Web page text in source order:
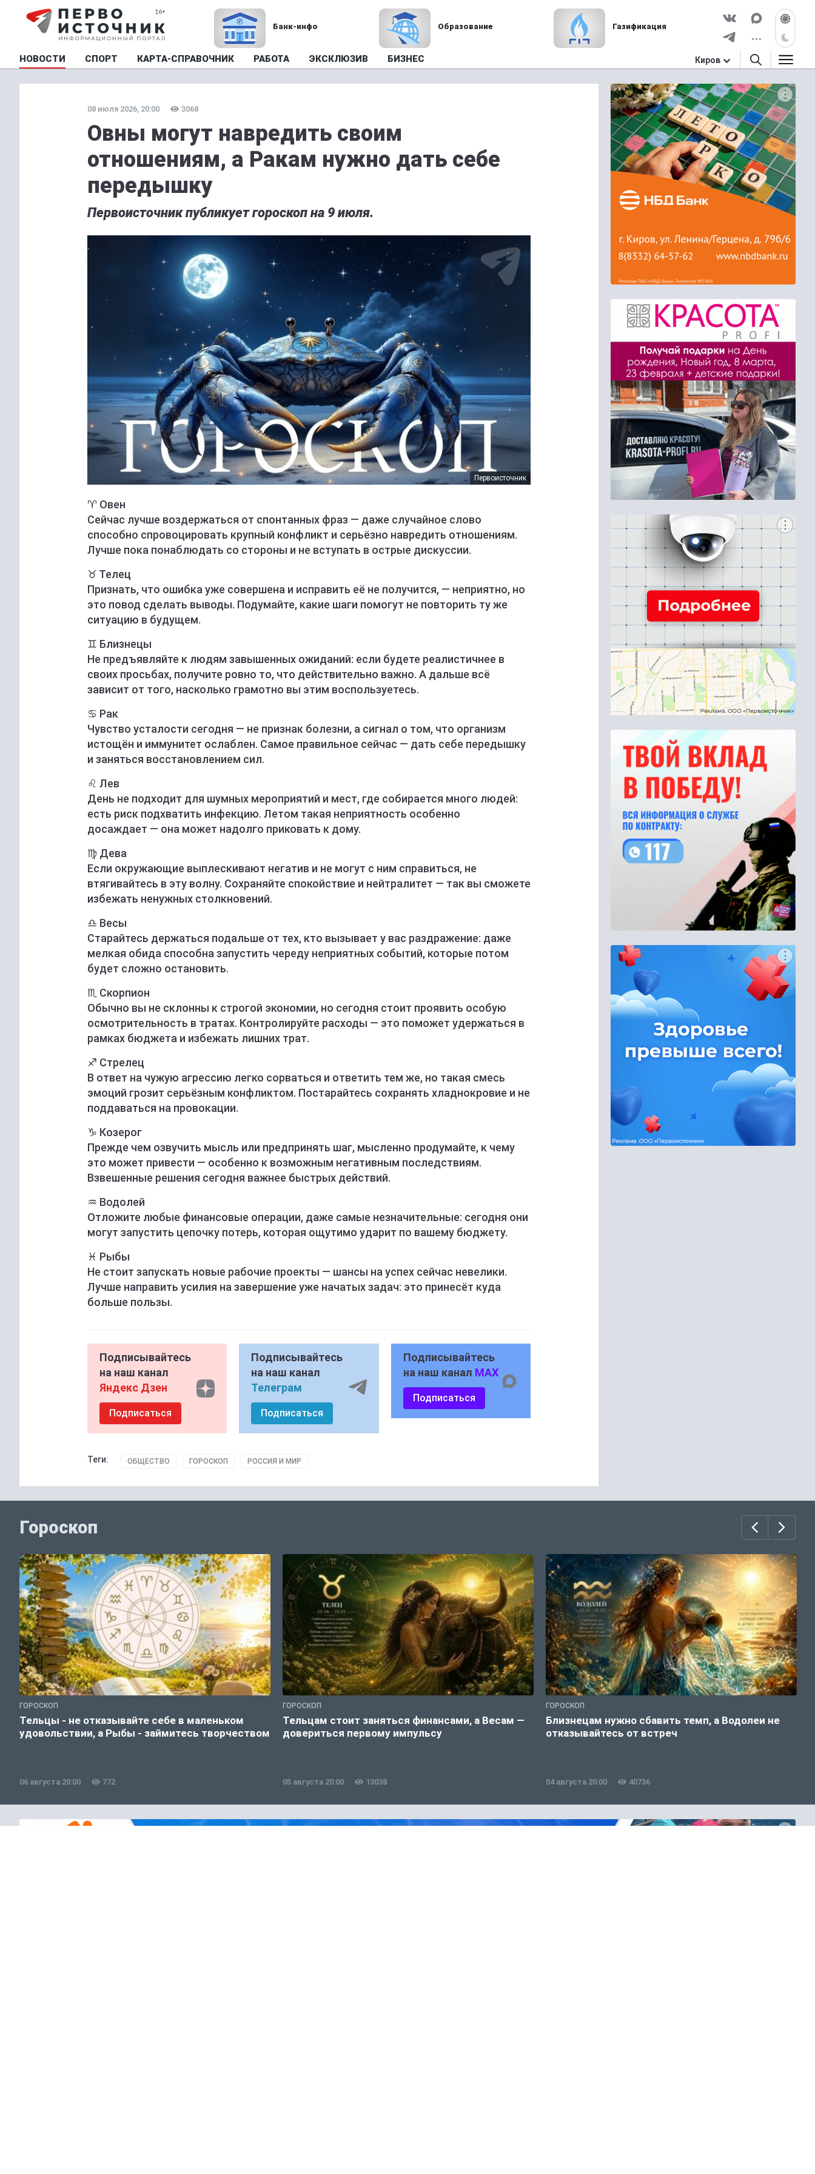
Банк-инфо Образование Газификация
НОВОСТИ СПОРТ КАРТА-СПРАВОЧНИК РАБОТА ЭКСКЛЮЗИВ БИЗНЕС Киров
08 июля 2026, 20:00 3068
Овны могут навредить своим
отношениям, а Ракам нужно дать себе
передышку
Первоисточник публикует гороскоп на 9 июля.
Первоисточник
♈️ Овен
Сейчас лучше воздержаться от спонтанных фраз — даже случайное слово
способно спровоцировать крупный конфликт и серьёзно навредить отношениям.
Лучше пока понаблюдать со стороны и не вступать в острые дискуссии.
♉️ Телец
Признать, что ошибка уже совершена и исправить её не получится, — неприятно, но
это повод сделать выводы. Подумайте, какие шаги помогут не повторить ту же
ситуацию в будущем.
♊️ Близнецы
Не предъявляйте к людям завышенных ожиданий: если будете реалистичнее в
своих просьбах, получите ровно то, что действительно важно. А дальше всё
зависит от того, насколько грамотно вы этим воспользуетесь.
♋️ Рак
Чувство усталости сегодня — не признак болезни, а сигнал о том, что организм
истощён и иммунитет ослаблен. Самое правильное сейчас — дать себе передышку
и заняться восстановлением сил.
♌️ Лев
День не подходит для шумных мероприятий и мест, где собирается много людей:
есть риск подхватить инфекцию. Летом такая неприятность особенно
досаждает — она может надолго приковать к дому.
♍️ Дева
Если окружающие выплескивают негатив и не могут с ним справиться, не
втягивайтесь в эту волну. Сохраняйте спокойствие и нейтралитет — так вы сможете
избежать ненужных столкновений.
♎️ Весы
Старайтесь держаться подальше от тех, кто вызывает у вас раздражение: даже
мелкая обида способна запустить череду неприятных событий, которые потом
будет сложно остановить.
♏️ Скорпион
Обычно вы не склонны к строгой экономии, но сегодня стоит проявить особую
осмотрительность в тратах. Контролируйте расходы — это поможет удержаться в
рамках бюджета и избежать лишних трат.
♐️ Стрелец
В ответ на чужую агрессию легко сорваться и ответить тем же, но такая смесь
эмоций грозит серьёзным конфликтом. Постарайтесь сохранять хладнокровие и не
поддаваться на провокации.
♑️ Козерог
Прежде чем озвучить мысль или предпринять шаг, мысленно продумайте, к чему
это может привести — особенно к возможным негативным последствиям.
Взвешенные решения сегодня важнее быстрых действий.
♒️ Водолей
Отложите любые финансовые операции, даже самые незначительные: сегодня они
могут запустить цепочку потерь, которая ощутимо ударит по вашему бюджету.
♓️ Рыбы
Не стоит запускать новые рабочие проекты — шансы на успех сейчас невелики.
Лучше направить усилия на завершение уже начатых задач: это принесёт куда
больше пользы.
Подписывайтесь
на наш канал
Яндекс Дзен
Подписаться
Подписывайтесь
на наш канал
Телеграм
Подписаться
Подписывайтесь
на наш канал MAX
Подписаться
Теги: ОБЩЕСТВО ГОРОСКОП РОССИЯ И МИР
Гороскоп
ГОРОСКОП
Тельцы - не отказывайте себе в маленьком
удовольствии, а Рыбы - займитесь творчеством
06 августа 20:00 772
ГОРОСКОП
Тельцам стоит заняться финансами, а Весам —
довериться первому импульсу
05 августа 20:00 13038
ГОРОСКОП
Близнецам нужно сбавить темп, а Водолеи не
отказывайтесь от встреч
04 августа 20:00 40736